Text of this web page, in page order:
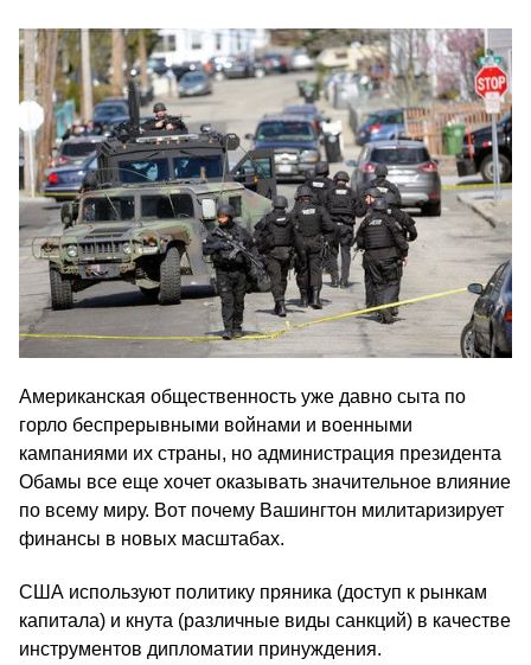
Американская общественность уже давно сыта по
горло беспрерывными войнами и военными
кампаниями их страны, но администрация президента
Обамы все еще хочет оказывать значительное влияние
по всему миру. Вот почему Вашингтон милитаризирует
финансы в новых масштабах.
США используют политику пряника (доступ к рынкам
капитала) и кнута (различные виды санкций) в качестве
инструментов дипломатии принуждения.